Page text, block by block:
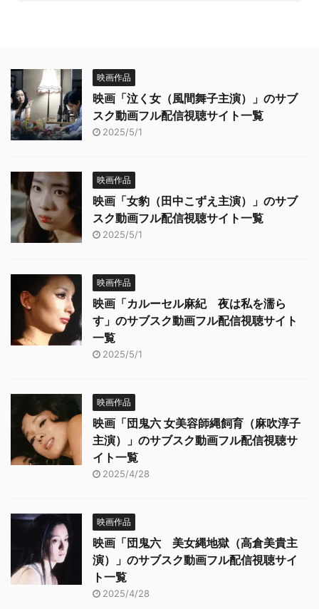
映画作品
映画「泣く女（風間舞子主演）」のサブ
スク動画フル配信視聴サイト一覧
2025/5/1
映画作品
映画「女豹（田中こずえ主演）」のサブ
スク動画フル配信視聴サイト一覧
2025/5/1
映画作品
映画「カルーセル麻紀 夜は私を濡ら
す」のサブスク動画フル配信視聴サイト
一覧
2025/5/1
映画作品
映画「団鬼六 女美容師縄飼育（麻吹淳子
主演）」のサブスク動画フル配信視聴サ
イト一覧
2025/4/28
映画作品
映画「団鬼六 美女縄地獄（高倉美貴主
演）」のサブスク動画フル配信視聴サイ
ト一覧
2025/4/28